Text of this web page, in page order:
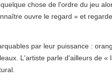
chose de l'ordre du jeu
ouvre le regard » et
par leur puissance :
L'artiste parle d'ailleurs de